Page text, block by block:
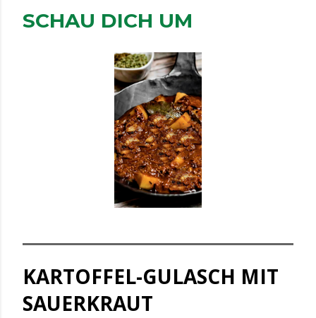
SCHAU DICH UM
KARTOFFEL-GULASCH MIT
SAUERKRAUT